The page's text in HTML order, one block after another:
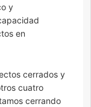
y
en
cerrados y
cuatro
cerrando